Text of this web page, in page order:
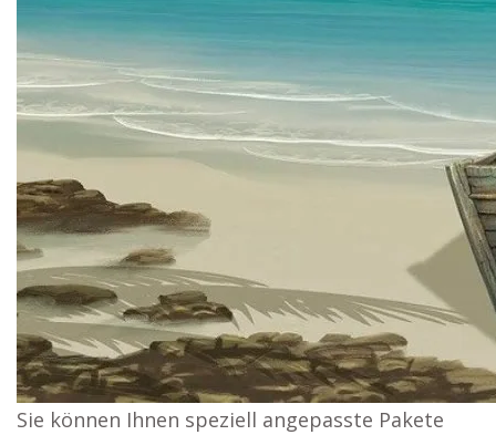
Sie können Ihnen speziell angepasste Pakete